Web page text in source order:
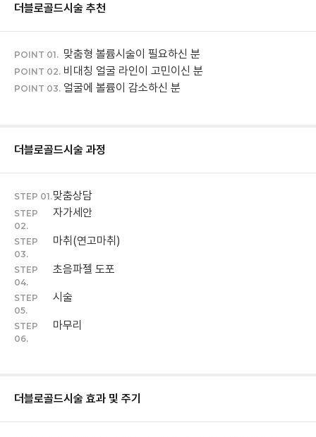
더블로골드시술 추천
POINT 01. 맞춤형 볼륨시술이 필요하신 분
POINT 02. 비대칭 얼굴 라인이 고민이신 분
POINT 03. 얼굴에 볼륨이 감소하신 분
더블로골드시술 과정
STEP 01.맞춤상담
STEP
02.
자가세안
STEP
03.
마취(연고마취)
STEP
04.
초음파젤 도포
STEP
05.
시술
STEP
06.
마무리
더블로골드시술 효과 및 주기